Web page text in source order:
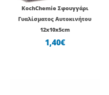
KochChemie Σφουγγάρι
Γυαλίσματος Αυτοκινήτου
12x10x5cm
1,40€